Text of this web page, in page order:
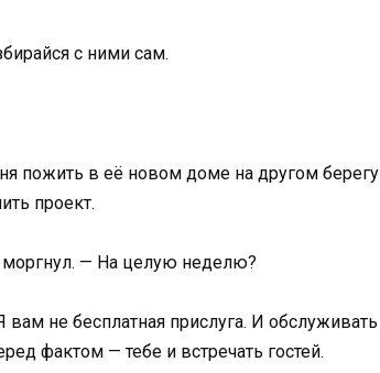
с ними сам.
пожить в её новом доме на другом берегу
проект.
— На целую неделю?
не бесплатная прислуга. И обслуживать
фактом — тебе и встречать гостей.